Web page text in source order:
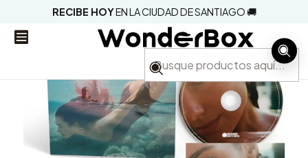
RECIBE HOYEN LA CIUDAD DE SANTIAGO 🚚